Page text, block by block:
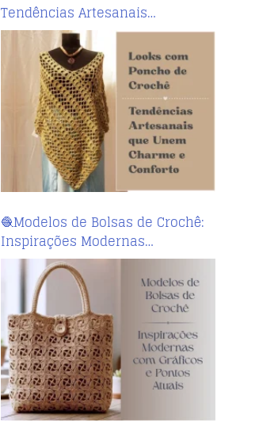
Tendências Artesanais…
🧶Modelos de Bolsas de Crochê:
Inspirações Modernas…